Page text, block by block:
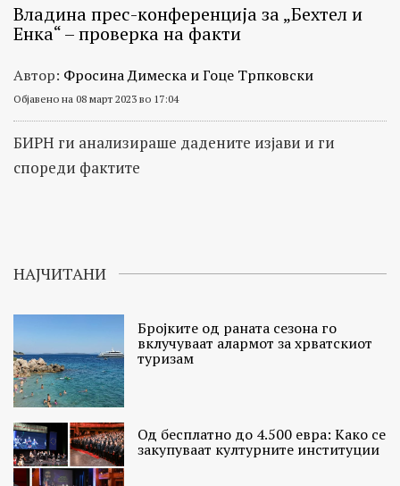
Владина прес-конференција за „Бехтел и
Енка“ – проверка на факти
Автор: Фросина Димеска и Гоце Трпковски
Објавено на 08 март 2023 во 17:04
БИРН ги анализираше дадените изјави и ги
спореди фактите
НАЈЧИТАНИ
Бројките од раната сезона го
вклучуваат алармот за хрватскиот
туризам
Од бесплатно до 4.500 евра: Како се
закупуваат културните институции